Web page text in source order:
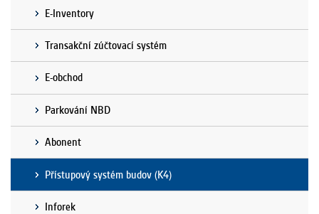
E-Inventory
Transakční zúčtovací systém
E-obchod
Parkování NBD
Abonent
Přístupový systém budov (K4)
Inforek